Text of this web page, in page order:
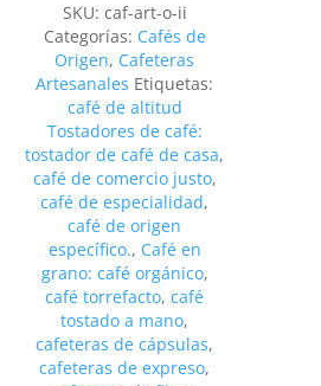
SKU: caf-art-o-ii
Categorías: Cafés de
Origen, Cafeteras
Artesanales Etiquetas:
café de altitud
Tostadores de café:
tostador de café de casa,
café de comercio justo,
café de especialidad,
café de origen
específico., Café en
grano: café orgánico,
café torrefacto,café
tostado a mano,
cafeteras de cápsulas,
cafeteras de expreso,